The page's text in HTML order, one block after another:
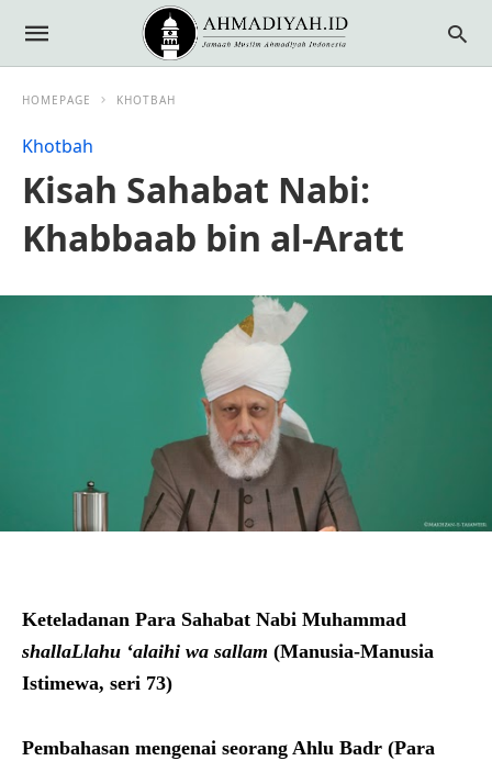
HOMEPAGE KHOTBAH
Khotbah
Kisah Sahabat Nabi:
Khabbaab bin al-Aratt
Keteladanan Para Sahabat Nabi Muhammad
shallaLlahu ‘alaihi wa sallam (Manusia-Manusia
Istimewa, seri 73)
Pembahasan mengenai seorang Ahlu Badr (Para